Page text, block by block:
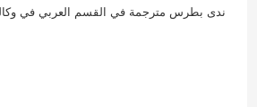
ندى بطرس مترجمة في القسم العربي في